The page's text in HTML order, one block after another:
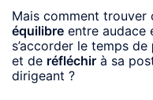
Mais comment trouver
équilibre entre audace
s’accorder le temps de
et de réfléchir à sa
dirigeant ?